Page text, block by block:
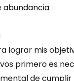
abundancia
lograr mis
primero es
de